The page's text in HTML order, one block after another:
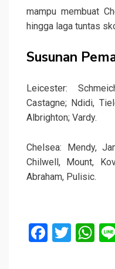
mampu membuat
hingga laga tuntas
Susunan
Leicester:
Castagne; Ndidi,
Albrighton; Vardy.
Chelsea: Mendy,
Chilwell, Mount,
Abraham, Pulisic.
F
T
W